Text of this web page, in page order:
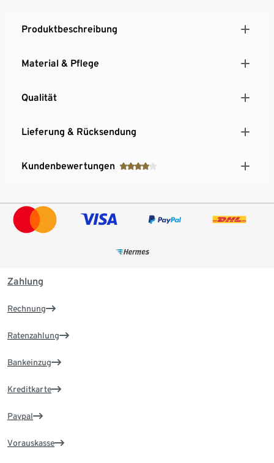
Produktbeschreibung
Material & Pflege
Qualität
Lieferung & Rücksendung
Kundenbewertungen
Zahlung
Rechnung
Ratenzahlung
Bankeinzug
Kreditkarte
Paypal
Vorauskasse